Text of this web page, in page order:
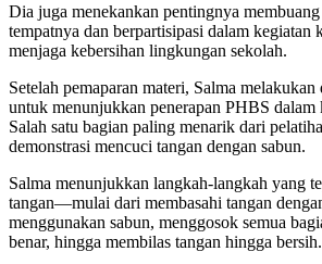
Dia juga menekankan pentingnya membuang
tempatnya dan berpartisipasi dalam kegiatan
menjaga kebersihan lingkungan sekolah.
Setelah pemaparan materi, Salma
untuk menunjukkan penerapan PHBS dalam
Salah satu bagian paling menarik dari
demonstrasi mencuci tangan dengan sabun.
Salma menunjukkan langkah-langkah yang
tangan—mulai dari membasahi tangan
menggunakan sabun, menggosok semua
benar, hingga membilas tangan hingga bersih.